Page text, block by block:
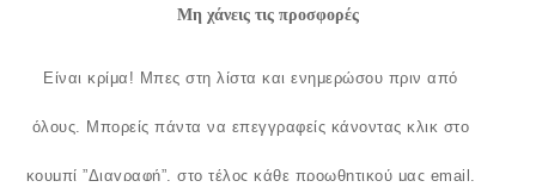
Μη χάνεις τις προσφορές
Είναι κρίμα! Μπες στη λίστα και ενημερώσου πριν από
όλους. Μπορείς πάντα να επεγγραφείς κάνοντας κλικ στο
κουμπί ”Διαγραφή”, στο τέλος κάθε προωθητικού μας email.